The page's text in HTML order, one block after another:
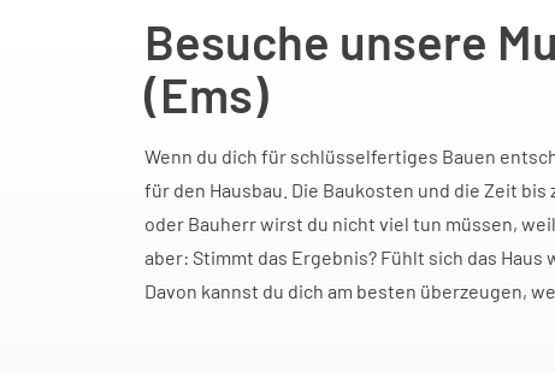
Besuche unsere
(Ems)
Wenn du dich für schlüsselfertiges Bauen
für den Hausbau. Die Baukosten und die Zeit
oder Bauherr wirst du nicht viel tun müssen,
aber: Stimmt das Ergebnis? Fühlt sich das
Davon kannst du dich am besten überzeugen,